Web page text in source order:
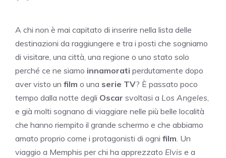
A chi non è mai capitato di inserire nella lista delle
destinazioni da raggiungere e tra i posti che sogniamo
di visitare, una città, una regione o uno stato solo
perché ce ne siamo innamorati perdutamente dopo
aver visto un film o una serie TV? È passato poco
tempo dalla notte degli Oscar svoltasi a Los Angeles,
e già molti sognano di viaggiare nelle più belle località
che hanno riempito il grande schermo e che abbiamo
amato proprio come i protagonisti di ogni film. Un
viaggio a Memphis per chi ha apprezzato Elvis e a